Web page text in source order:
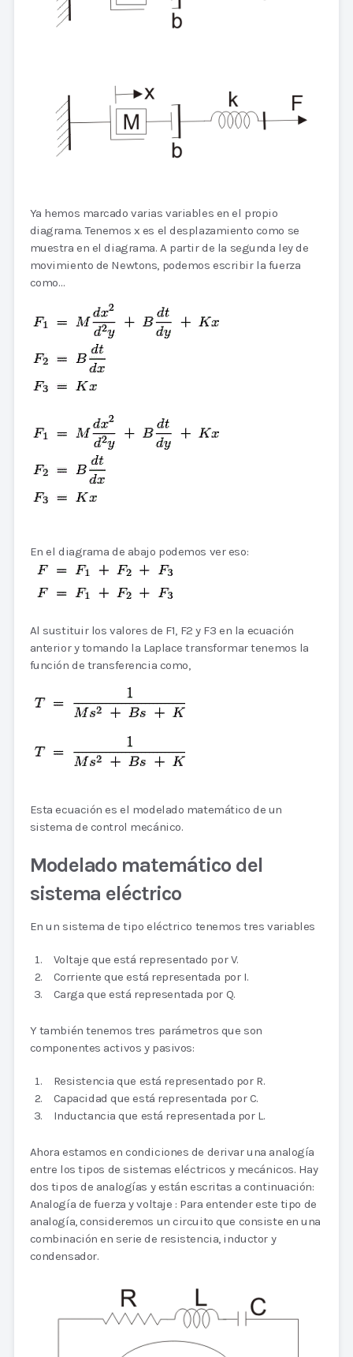
Ya hemos marcado varias variables en el propio
diagrama. Tenemos x es el desplazamiento como se
muestra en el diagrama. A partir de la segunda ley de
movimiento de Newtons, podemos escribir la fuerza
como…
En el diagrama de abajo podemos ver eso:
Al sustituir los valores de F1, F2 y F3 en la ecuación
anterior y tomando la Laplace transformar tenemos la
función de transferencia como,
Esta ecuación es el modelado matemático de un
sistema de control mecánico.
Modelado matemático del
sistema eléctrico
En un sistema de tipo eléctrico tenemos tres variables
Voltaje que está representado por V.
Corriente que está representada por I.
Carga que está representada por Q.
Y también tenemos tres parámetros que son
componentes activos y pasivos:
Resistencia que está representado por R.
Capacidad que está representada por C.
Inductancia que está representada por L.
Ahora estamos en condiciones de derivar una analogía
entre los tipos de sistemas eléctricos y mecánicos. Hay
dos tipos de analogías y están escritas a continuación:
Analogía de fuerza y voltaje : Para entender este tipo de
analogía, consideremos un circuito que consiste en una
combinación en serie de resistencia, inductor y
condensador.